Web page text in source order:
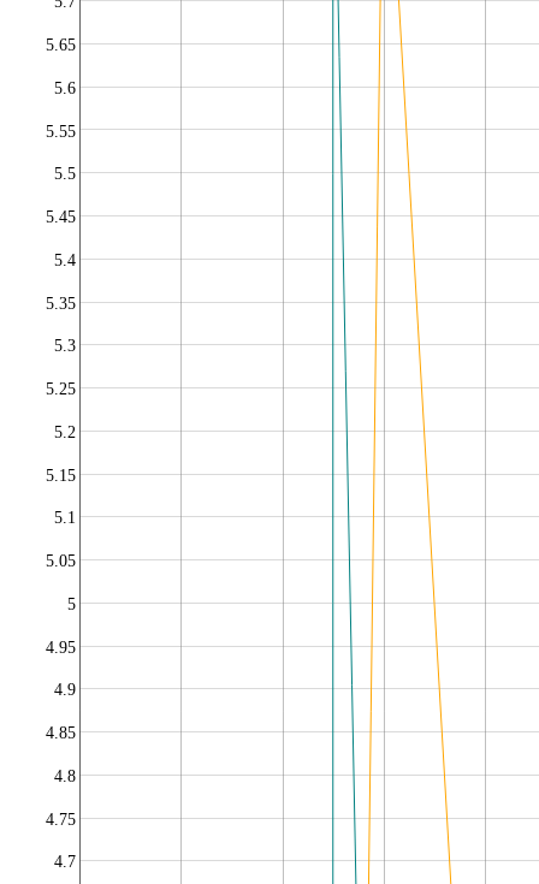
4.7
4.75
4.8
4.85
4.9
4.95
5
5.05
5.1
5.15
5.2
5.25
5.3
5.35
5.4
5.45
5.5
5.55
5.6
5.65